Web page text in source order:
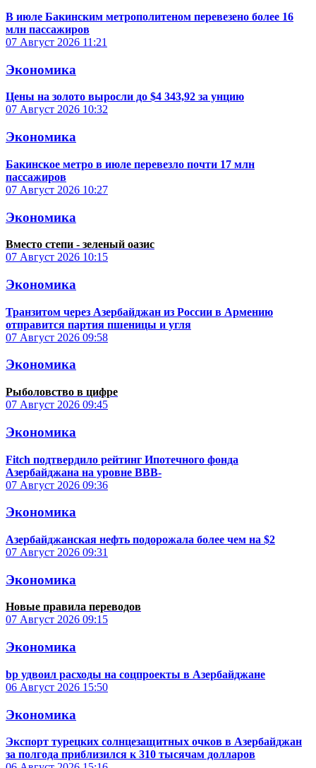
В июле Бакинским метрополитеном перевезено более 16
млн пассажиров
07 Август 2026 11:21
Экономика
Цены на золото выросли до $4 343,92 за унцию
07 Август 2026 10:32
Экономика
Бакинское метро в июле перевезло почти 17 млн
пассажиров
07 Август 2026 10:27
Экономика
Вместо степи - зеленый оазис
07 Август 2026 10:15
Экономика
Транзитом через Азербайджан из России в Армению
отправится партия пшеницы и угля
07 Август 2026 09:58
Экономика
Рыболовство в цифре
07 Август 2026 09:45
Экономика
Fitch подтвердило рейтинг Ипотечного фонда
Азербайджана на уровне BBB-
07 Август 2026 09:36
Экономика
Азербайджанская нефть подорожала более чем на $2
07 Август 2026 09:31
Экономика
Новые правила переводов
07 Август 2026 09:15
Экономика
bp удвоил расходы на соцпроекты в Азербайджане
06 Август 2026 15:50
Экономика
Экспорт турецких солнцезащитных очков в Азербайджан
за полгода приблизился к 310 тысячам долларов